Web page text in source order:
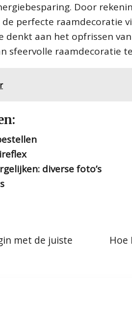
Door
perfecte raamdecoratie
denkt aan het opfrissen
sfeervolle raamdecoratie
diverse foto’s
met de juiste
Hoe